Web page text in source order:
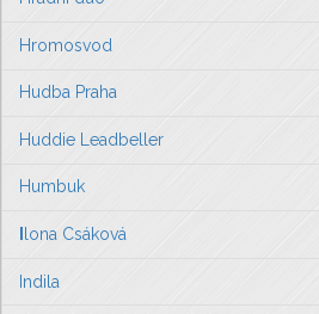
Hromosvod
Hudba Praha
Huddie Leadbeller
Humbuk
lona Csáková
Indila